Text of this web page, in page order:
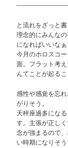
と流れをざっと書
理念的にみんな
になればいいなぁ
今月のホロスコ
面。フラット考
んてことが起る
感性や感覚を忘
がりそう。
天秤座過多にな
す。主張が正し
念が強まるので
い時期になりそう